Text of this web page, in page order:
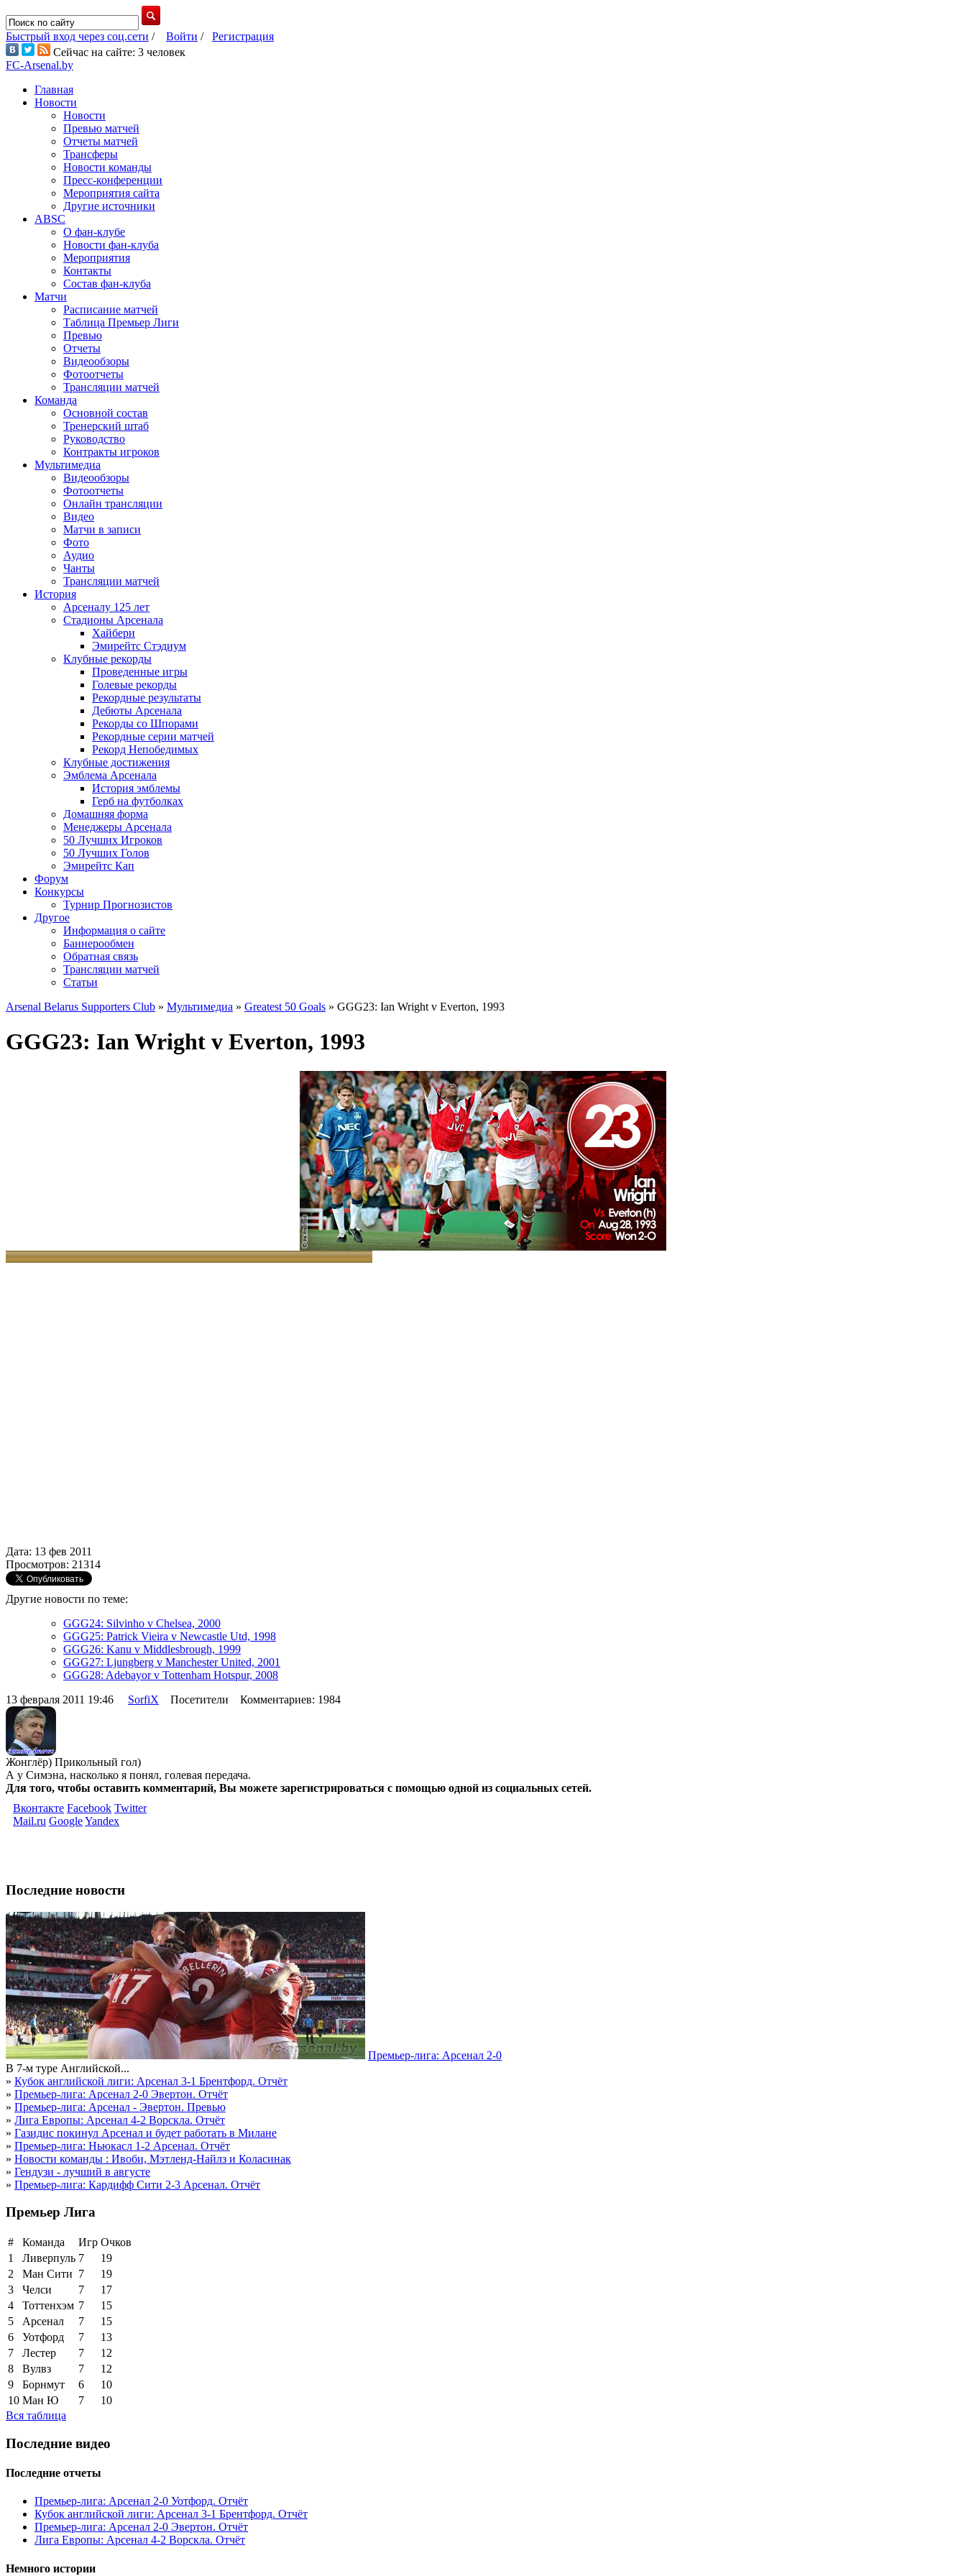
Быстрый вход через соц.сети / Войти / Регистрация
Сейчас на сайте: 3 человек
FC-Arsenal.by
Главная
Новости
Новости
Превью матчей
Отчеты матчей
Трансферы
Новости команды
Пресс-конференции
Мероприятия сайта
Другие источники
ABSC
О фан-клубе
Новости фан-клуба
Мероприятия
Контакты
Состав фан-клуба
Матчи
Расписание матчей
Таблица Премьер Лиги
Превью
Отчеты
Видеообзоры
Фотоотчеты
Трансляции матчей
Команда
Основной состав
Тренерский штаб
Руководство
Контракты игроков
Мультимедиа
Видеообзоры
Фотоотчеты
Онлайн трансляции
Видео
Матчи в записи
Фото
Аудио
Чанты
Трансляции матчей
История
Арсеналу 125 лет
Стадионы Арсенала
Хайбери
Эмирейтс Стэдиум
Клубные рекорды
Проведенные игры
Голевые рекорды
Рекордные результаты
Дебюты Арсенала
Рекорды со Шпорами
Рекордные серии матчей
Рекорд Непобедимых
Клубные достижения
Эмблема Арсенала
История эмблемы
Герб на футболках
Домашняя форма
Менеджеры Арсенала
50 Лучших Игроков
50 Лучших Голов
Эмирейтс Кап
Форум
Конкурсы
Турнир Прогнозистов
Другое
Информация о сайте
Баннерообмен
Обратная связь
Трансляции матчей
Статьи
Arsenal Belarus Supporters Club » Мультимедиа » Greatest 50 Goals » GGG23: Ian Wright v Everton, 1993
GGG23: Ian Wright v Everton, 1993
Дата: 13 фев 2011
Просмотров: 21314
Другие новости по теме:
GGG24: Silvinho v Chelsea, 2000
GGG25: Patrick Vieira v Newcastle Utd, 1998
GGG26: Kanu v Middlesbrough, 1999
GGG27: Ljungberg v Manchester United, 2001
GGG28: Adebayor v Tottenham Hotspur, 2008
13 февраля 2011 19:46 SorfiX Посетители Комментариев: 1984
Жонглёр) Прикольный гол)
А у Симэна, насколько я понял, голевая передача.
Для того, чтобы оставить комментарий, Вы можете зарегистрироваться с помощью одной из социальных сетей.
Вконтакте Facebook Twitter
Mail.ru GoogleYandex
Последние новости
Премьер-лига: Арсенал 2-0
В 7-м туре Английской...
» Кубок английской лиги: Арсенал 3-1 Брентфорд. Отчёт
» Премьер-лига: Арсенал 2-0 Эвертон. Отчёт
» Премьер-лига: Арсенал - Эвертон. Превью
» Лига Европы: Арсенал 4-2 Ворскла. Отчёт
» Газидис покинул Арсенал и будет работать в Милане
» Премьер-лига: Ньюкасл 1-2 Арсенал. Отчёт
» Новости команды : Ивоби, Мэтленд-Найлз и Коласинак
» Гендузи - лучший в августе
» Премьер-лига: Кардифф Сити 2-3 Арсенал. Отчёт
Премьер Лига
# Команда Игр Очков
1
Ливерпуль 7
19
2
Ман Сити 7
19
3
Челси 7
17
4
Тоттенхэм 7
15
5
Арсенал 7
15
6
Уотфорд 7
13
7
Лестер 7
12
8
Вулвз 7
12
9
Борнмут 6
10
10 Ман Ю 7
10
Вся таблица
Последние видео
Последние отчеты
Премьер-лига: Арсенал 2-0 Уотфорд. Отчёт
Кубок английской лиги: Арсенал 3-1 Брентфорд. Отчёт
Премьер-лига: Арсенал 2-0 Эвертон. Отчёт
Лига Европы: Арсенал 4-2 Ворскла. Отчёт
Немного истории